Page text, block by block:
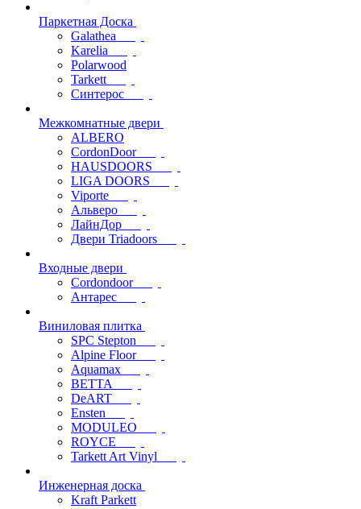
Паркетная Доска
Galathea
Karelia
Polarwood
Tarkett
Синтерос
Межкомнатные двери
ALBERO
CordonDoor
HAUSDOORS
LIGA DOORS
Viporte
Альверо
ЛайнДор
Двери Triadoors
Входные двери
Cordondoor
Антарес
Виниловая плитка
SPC Stepton
Alpine Floor
Aquamax
BETTA
DeART
Ensten
MODULEO
ROYCE
Tarkett Art Vinyl
Инженерная доска
Kraft Parkett